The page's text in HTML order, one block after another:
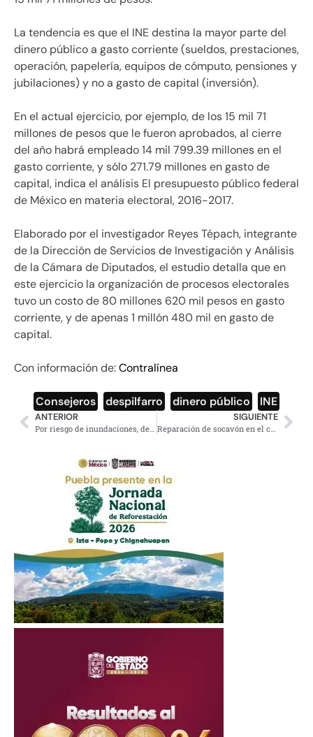
La tendencia es que el INE destina la mayor parte del
dinero público a gasto corriente (sueldos, prestaciones,
operación, papelería, equipos de cómputo, pensiones y
jubilaciones) y no a gasto de capital (inversión).
En el actual ejercicio, por ejemplo, de los 15 mil 71
millones de pesos que le fueron aprobados, al cierre
del año habrá empleado 14 mil 799.39 millones en el
gasto corriente, y sólo 271.79 millones en gasto de
capital, indica el análisis El presupuesto público federal
de México en materia electoral, 2016-2017.
Elaborado por el investigador Reyes Tépach, integrante
de la Dirección de Servicios de Investigación y Análisis
de la Cámara de Diputados, el estudio detalla que en
este ejercicio la organización de procesos electorales
tuvo un costo de 80 millones 620 mil pesos en gasto
corriente, y de apenas 1 millón 480 mil en gasto de
capital.
Con información de:Contralínea
Consejeros despilfarro dinero público INE
ANTERIOR SIGUIENTE
Reparación de socavón en el centro no tardará un mes, serán dos o más